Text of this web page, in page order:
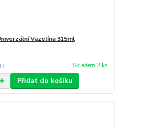
Vazelína 315ml
Skladem 2 ks
Přidat do košíku